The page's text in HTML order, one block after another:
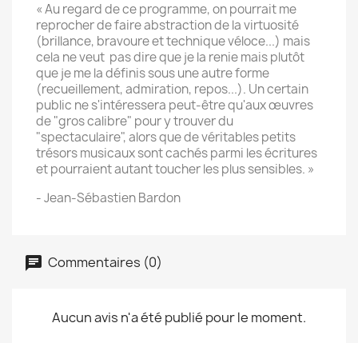
« Au regard de ce programme, on pourrait me
reprocher de faire abstraction de la virtuosité
(brillance, bravoure et technique véloce...) mais
cela ne veut pas dire que je la renie mais plutôt
que je me la définis sous une autre forme
(recueillement, admiration, repos...). Un certain
public ne s'intéressera peut-être qu'aux œuvres
de "gros calibre" pour y trouver du
"spectaculaire", alors que de véritables petits
trésors musicaux sont cachés parmi les écritures
et pourraient autant toucher les plus sensibles. »
-Jean-Sébastien Bardon
Commentaires (0)
Aucun avis n'a été publié pour le moment.